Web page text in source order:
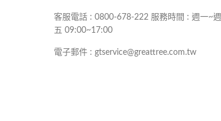
客服電話 : 0800-678-222 服務時間 : 週一~週
五 09:00~17:00
電子郵件 : gtservice@greattree.com.tw